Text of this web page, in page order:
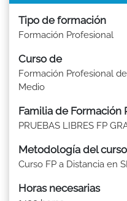
Tipo de formación
Formación Profesional
Curso de
Formación Profesional
Medio
Familia de Formación
PRUEBAS LIBRES FP
Metodología del curso
Curso FP a Distancia en
Horas necesarias